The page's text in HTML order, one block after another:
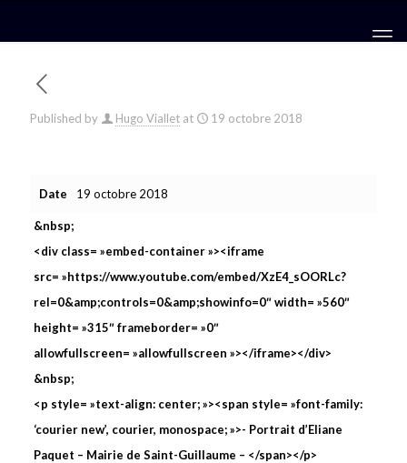
Published by Hugo Viallet at 19 octobre 2018
Date 19 octobre 2018
&nbsp;
<div class= »embed-container »><iframe
src= »https://www.youtube.com/embed/XzE4_sOORLc?
rel=0&amp;controls=0&amp;showinfo=0″ width= »560″
height= »315″ frameborder= »0″
allowfullscreen= »allowfullscreen »></iframe></div>
&nbsp;
<p style= »text-align: center; »><span style= »font-family:
‘courier new’, courier, monospace; »>- Portrait d’Eliane
Paquet – Mairie de Saint-Guillaume – </span></p>